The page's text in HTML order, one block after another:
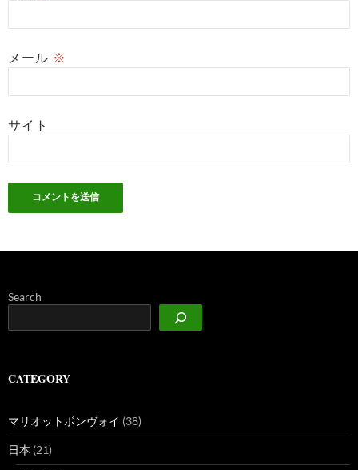
メール ※
サイト
Search
CATEGORY
マリオットボンヴォイ (38)
日本 (21)